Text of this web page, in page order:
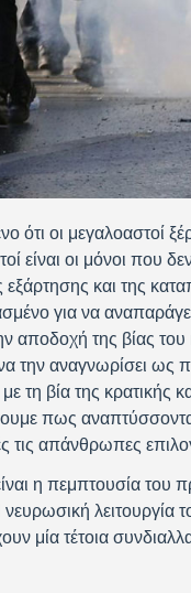
ότι οι μεγαλοαστοί
είναι οι μόνοι που
εξάρτησης και της
για να
αποδοχή της βίας
την αναγνωρίσει ως
τη βία της
πως
τις απάνθρωπες
η πεμπτουσία του
λειτουργία
μία τέτοια